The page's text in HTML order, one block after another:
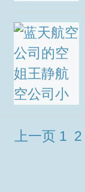
上一页 1 2